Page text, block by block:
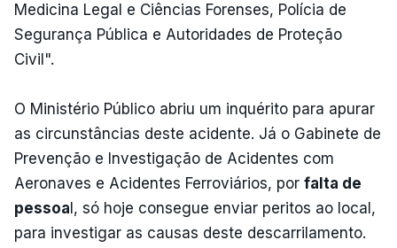
Medicina Legal e Ciências Forenses, Polícia de
Segurança Pública e Autoridades de Proteção
Civil".
O Ministério Público abriu um inquérito para apurar
as circunstâncias deste acidente. Já o Gabinete de
Prevenção e Investigação de Acidentes com
Aeronaves e Acidentes Ferroviários, por falta de
pessoa l, só hoje consegue enviar peritos ao local,
para investigar as causas deste descarrilamento.